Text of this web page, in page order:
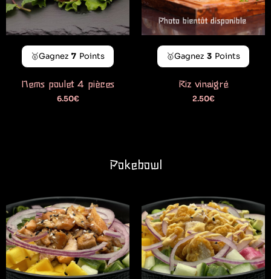
🥇Gagnez 7 Points
Nems poulet 4 pièces
6.50€
🥇Gagnez 3 Points
Riz vinaigré
2.50€
Pokebowl